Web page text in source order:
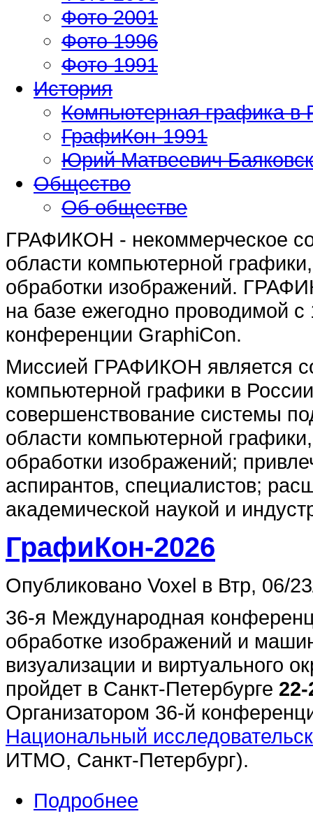
Фото 2001
Фото 1996
Фото 1991
История
Компьютерная графика в
ГрафиКон-1991
Юрий Матвеевич
Общество
Об обществе
ГРАФИКОН - некоммерческое
области компьютерной
обработки изображений.
на базе ежегодно проводимой
конференции GraphiCon.
Миссией ГРАФИКОН является
компьютерной графики в
совершенствование системы
области компьютерной
обработки изображений;
аспирантов, специалистов;
академической наукой и
ГрафиКон-2026
Опубликовано Voxel в Втр, 06/
36-я Международная
обработке изображений и
визуализации и виртуального
пройдет в Санкт-Петербурге
Организатором 36-й
Национальный
ИТМО, Санкт-Петербург).
Подробнее